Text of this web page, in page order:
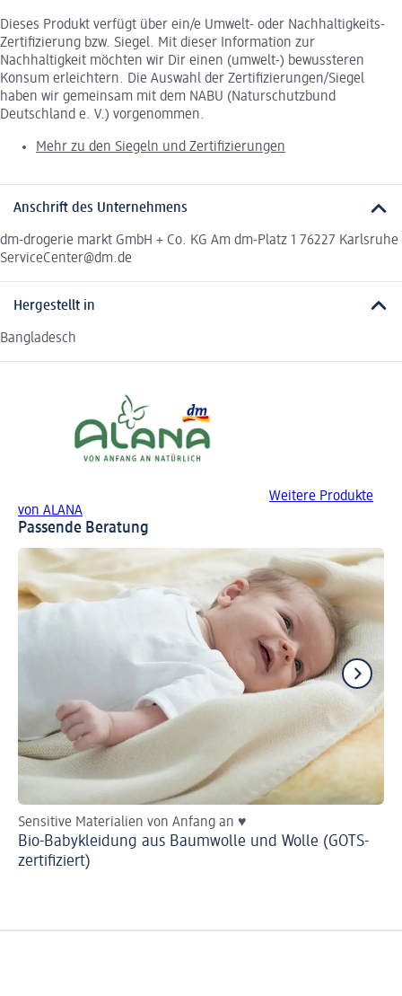
Dieses Produkt verfügt über ein/e Umwelt- oder Nachhaltigkeits-
Zertifizierung bzw. Siegel. Mit dieser Information zur
Nachhaltigkeit möchten wir Dir einen (umwelt-) bewussteren
Konsum erleichtern. Die Auswahl der Zertifizierungen/Siegel
haben wir gemeinsam mit dem NABU (Naturschutzbund
Deutschland e. V.) vorgenommen.
Mehr zu den Siegeln und Zertifizierungen
Anschrift des Unternehmens
dm-drogerie markt GmbH + Co. KG Am dm-Platz 1 76227 Karlsruhe
ServiceCenter@dm.de
Hergestellt in
Bangladesch
Weitere Produkte
von ALANA
Passende Beratung
Sensitive Materialien von Anfang an ♥
Bio-Babykleidung aus Baumwolle und Wolle (GOTS-
zertifiziert)